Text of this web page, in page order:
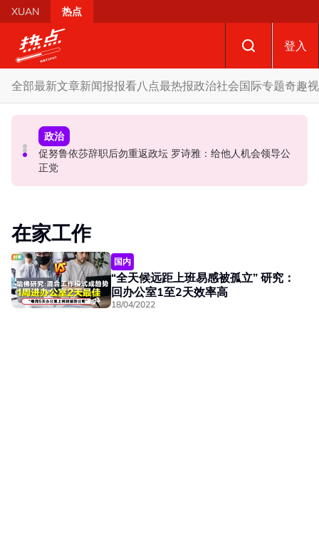
Skip to main content
XUAN 热点
登入
全部最新文章新闻报报看八点最热报政治社会国际专题奇趣
国际
泰校园枪击案酿8师生亡 枪手疑遭长期遭霸凌成导火索
政治
炮轰哈迪不了解章程 阿兹敏：国盟无“自动退盟”规定
政治
促努鲁依莎辞职后勿重返政坛 罗诗雅：给他人机会领导公
正党
在家工作
国内
“全天候远距上班易感被孤立” 研究：
回办公室1至2天效率高
18/04/2022